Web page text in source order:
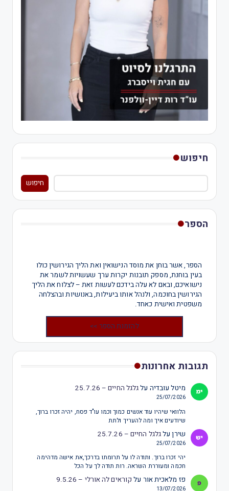
חיפוש
חיפוש
הספר
הספר, אשר בוחן את מוסד הנישואין ואת הליך הגירושין כולו
בעין בוחנת, מספק תובנות יקרות ערך שעשויות לשמר את
נישואיכם, ובאם לא עלה בידכם לעשות זאת – לצלוח את הליך
הגירושין בחוכמה, ולנהל אותו ביעילות, באנושיות ובהצלחה
משפטית ואישית כאחד.
להזמנת הספר >>
תגובות אחרונות
מיטל עובדיה עלגלגל החיים – 25.7.26
25/07/2026
הלוואי שיהיו עוד אנשים כמוך וכמו עו"ד פסח, יהיה זכרו ברוך,
שיודעים איך ומה להעריך ולתת
שירןעלגלגל החיים – 25.7.26
25/07/2026
יהי זכרו ברוך. ותודה לו על תרומתו בדרכך,את אישה מדהימה
חכמה ומעוררת השראה. רות תודה לך על הכל
פז מלאכית אור על קוראים לה אורלי – 9.5.26
13/07/2026